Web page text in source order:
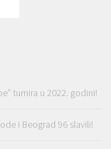
turnira u 2022. godini!
i Beograd 96 slavili!